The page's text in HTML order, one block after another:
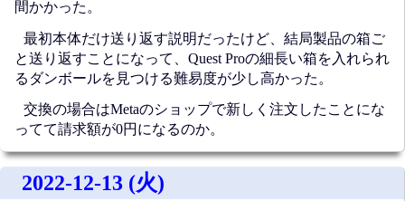
間かかった。
最初本体だけ送り返す説明だったけど、結局製品の箱ご
と送り返すことになって、Quest Proの細長い箱を入れられ
るダンボールを見つける難易度が少し高かった。
交換の場合はMetaのショップで新しく注文したことにな
ってて請求額が0円になるのか。
2022-12-13 (火)